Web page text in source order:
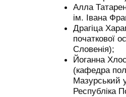
Алла
ім. Івана
Драгіца
початкової
Словенія);
Йоганна
(кафедра
Мазурський
Республіка